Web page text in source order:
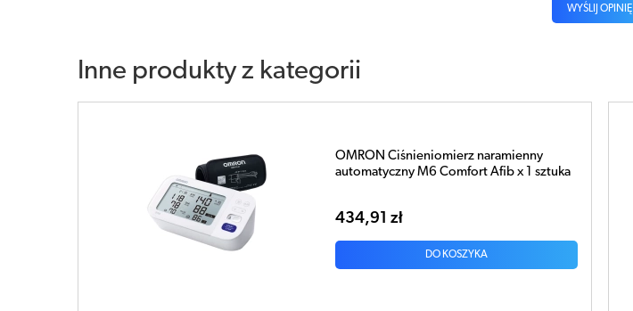
WYŚLIJ OPINIĘ
Inne produkty z kategorii
OMRON Ciśnieniomierz naramienny
automatyczny M6 Comfort Afib x 1 sztuka
434,91 zł
DO KOSZYKA